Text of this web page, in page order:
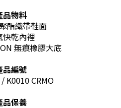
品物料
酯織帶鞋面
快乾內裡
無痕橡膠大底
品編號
K0010 CRMO
品保養